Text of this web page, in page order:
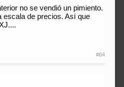
no se vendió un pimiento.
escala de precios. Así que
#64